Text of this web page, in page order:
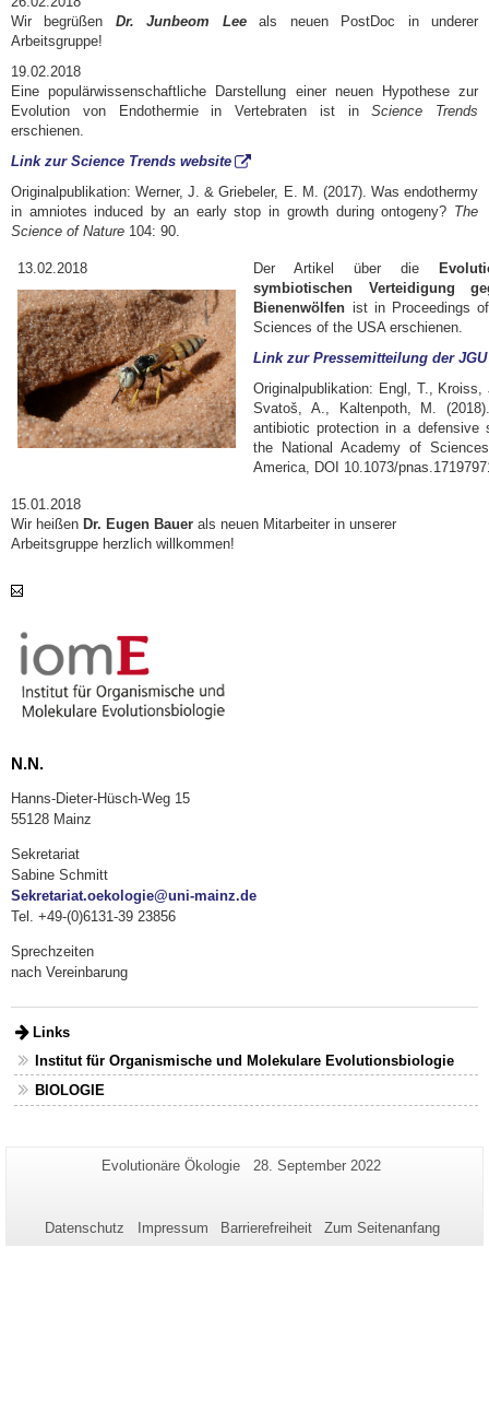
Wir begrüßen Dr. Junbeom Leeals neuen PostDoc in underer
Arbeitsgruppe!
19.02.2018
​Eine populärwissenschaftliche Darstellung einer neuen Hypothese zur
Evolution von Endothermie in Vertebraten ist inScience Trends
erschienen.
Link zur Science Trends website
Originalpublikation: Werner, J. & Griebeler, E. M. (2017). Was endothermy
in amniotes induced by an early stop in growth during ontogeny? The
Science of Nature 104: 90.
13.02.2018 Der Artikel über die
symbiotischen Verteidigung
Bienenwölfen ist in Proceedings
Sciences of the USA erschienen.
Link zur Pressemitteilung der JGU
Originalpublikation: Engl, T.,
Svatoš, A., Kaltenpoth, M.
antibiotic protection in a defensive
the National Academy of
America, DOI 10.1073/
15.01.2018
Wir heißen Dr. Eugen Bauer als neuen Mitarbeiter in unserer
Arbeitsgruppe herzlich willkommen!
N.N.
Hanns-Dieter-Hüsch-Weg 15
55128 Mainz
Sekretariat
Sabine Schmitt
Sekretariat.oekologie@uni-mainz.de
Tel. +49-(0)6131-39 23856
Sprechzeiten
nach Vereinbarung
Links
Institut für Organismische und Molekulare Evolutionsbiologie
BIOLOGIE
Zusätzliche
dieser
Seiten-
Evolutionäre Ökologie
Letzte
28. September 2022
Datenschutz Impressum Barrierefreiheit Zum Seitenanfang